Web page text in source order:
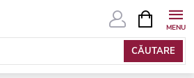
CĂUTARE
COŞ
DE